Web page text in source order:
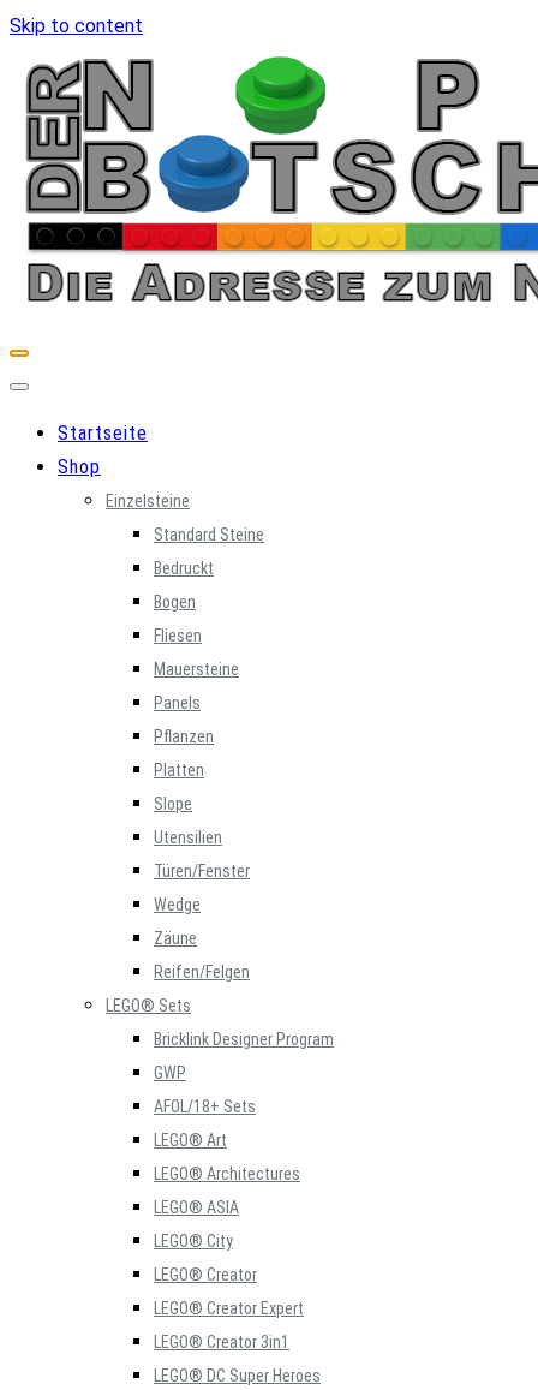
Skip to content
Startseite
Shop
Einzelsteine
Standard Steine
Bedruckt
Bogen
Fliesen
Mauersteine
Panels
Pflanzen
Platten
Slope
Utensilien
Türen/Fenster
Wedge
Zäune
Reifen/Felgen
LEGO® Sets
Bricklink Designer Program
GWP
AFOL/18+ Sets
LEGO® Art
LEGO® Architectures
LEGO® ASIA
LEGO® City
LEGO® Creator
LEGO® Creator Expert
LEGO® Creator 3in1
LEGO® DC Super Heroes